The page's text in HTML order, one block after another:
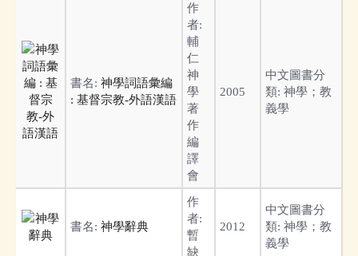
書名: 神學詞語彙編
: 基督宗教-外語漢語
作
者:
輔
仁
神
學
著
作
編
譯
會
2005
中文圖書分
類: 神學；教
義學
書名: 神學辭典
作
者:
暫
缺
2012
中文圖書分
類: 神學；教
義學